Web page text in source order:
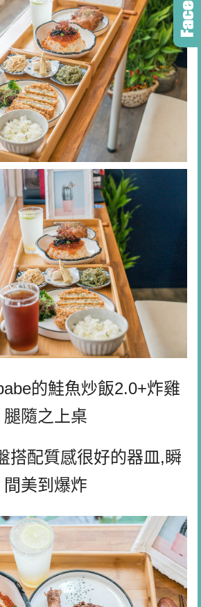
的鮭魚炒飯2.0+炸雞
腿隨之上桌
搭配質感很好的器皿,瞬
間美到爆炸